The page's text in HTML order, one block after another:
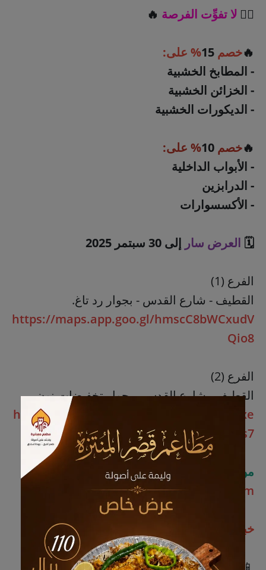
👈🏻 لا تفوِّت الفرصة 🔥
🔥خصم 15% على:
- المطابخ الخشبية
- الخزائن الخشبية
- الديكورات الخشبية
🔥خصم 10% على:
- الأبواب الداخلية
- الدرابزين
- الأكسسوارات
🗓️ العرض سار إلى 30 سبتمر 2025
الفرع (1)
القطيف - شارع القدس - بجوار رد تاغ.
https://maps.app.goo.gl/hmscC8bWCxudV
Qio8
الفرع (2)
القطيف - شارع القدس - بجوار تخفيضات نون.
https://maps.app.goo.gl/DCrymLFvZ2fCxe
Ds7
موقعنا الالكتروني:
www.dooralbaik.com
خبرة
📱 للتواصل: